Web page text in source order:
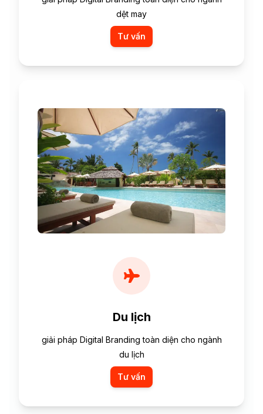
dệt may
Tư vấn
Du lịch
giải pháp Digital Branding toàn diện cho ngành
du lịch
Tư vấn